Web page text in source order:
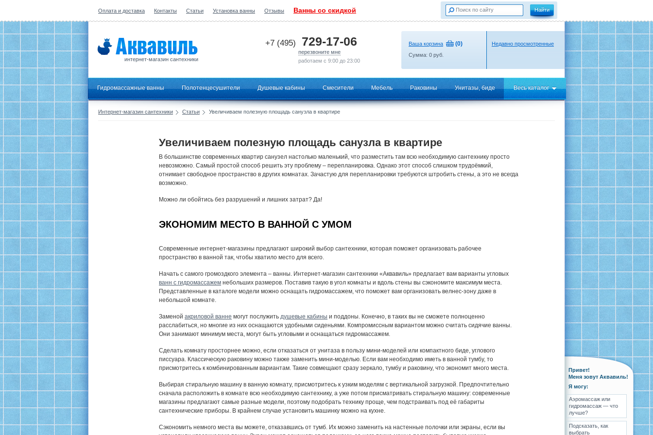
Оплата и доставка Контакты Статьи Установка ванны Отзывы Ванны со скидкой
интернет-магазин сантехники
+7 (495) 729-17-06
перезвоните мне
работаем с 9:00 до 23:00
Ваша корзина (0)
Сумма: 0 руб.
Недавно просмотренные
Гидромассажные ванны Полотенцесушители Душевые кабины Смесители Мебель Раковины Унитазы, биде Весь каталог
Интернет-магазин сантехники Статьи Увеличиваем полезную площадь санузла в квартире
Увеличиваем полезную площадь санузла в квартире
В большинстве современных квартир санузел настолько маленький, что разместить там всю необходимую сантехнику просто
невозможно. Самый простой способ решить эту проблему – перепланировка. Однако этот способ слишком трудоёмкий,
отнимает свободное пространство в других комнатах. Зачастую для перепланировки требуются штробить стены, а это не всегда
возможно.
Можно ли обойтись без разрушений и лишних затрат? Да!
ЭКОНОМИМ МЕСТО В ВАННОЙ С УМОМ
Современные интернет-магазины предлагают широкий выбор сантехники, которая поможет организовать рабочее
пространство в ванной так, чтобы хватило место для всего.
Начать с самого громоздкого элемента – ванны. Интернет-магазин сантехники «Аквавиль» предлагает вам варианты угловых
ванн с гидромассажем небольших размеров. Поставив такую в угол комнаты и вдоль стены вы сэкономите максимум места.
Представленные в каталоге модели можно оснащать гидромассажем, что поможет вам организовать велнес-зону даже в
небольшой комнате.
Заменой акриловой ванне могут послужить душевые кабины и поддоны. Конечно, в таких вы не сможете полноценно
расслабиться, но многие из них оснащаются удобными сиденьями. Компромиссным вариантом можно считать сидячие ванны.
Они занимают минимум места, могут быть угловыми и оснащаться гидромассажем.
Сделать комнату просторнее можно, если отказаться от унитаза в пользу мини-моделей или компактного биде, углового
писсуара. Классическую раковину можно также заменить мини-моделью. Если вам необходимо иметь в ванной тумбу, то
присмотритесь к комбинированным вариантам. Такие совмещают сразу зеркало, тумбу и раковину, что экономит много места.
Выбирая стиральную машину в ванную комнату, присмотритесь к узким моделям с вертикальной загрузкой. Предпочтительно
сначала расположить в комнате всю необходимую сантехнику, а уже потом присматривать стиральную машину: современные
магазины предлагают самые разные модели, поэтому подобрать технику проще, чем подстраивать под её габариты
сантехнические приборы. В крайнем случае установить машинку можно на кухне.
Сэкономить немного места вы можете, отказавшись от тумб. Их можно заменить на настенные полочки или экраны, если вы
Привет!
Меня зовут Аквавиль!
Я могу:
Аэромассаж или
гидромассаж — что
лучше?
Подсказать, как
выбрать